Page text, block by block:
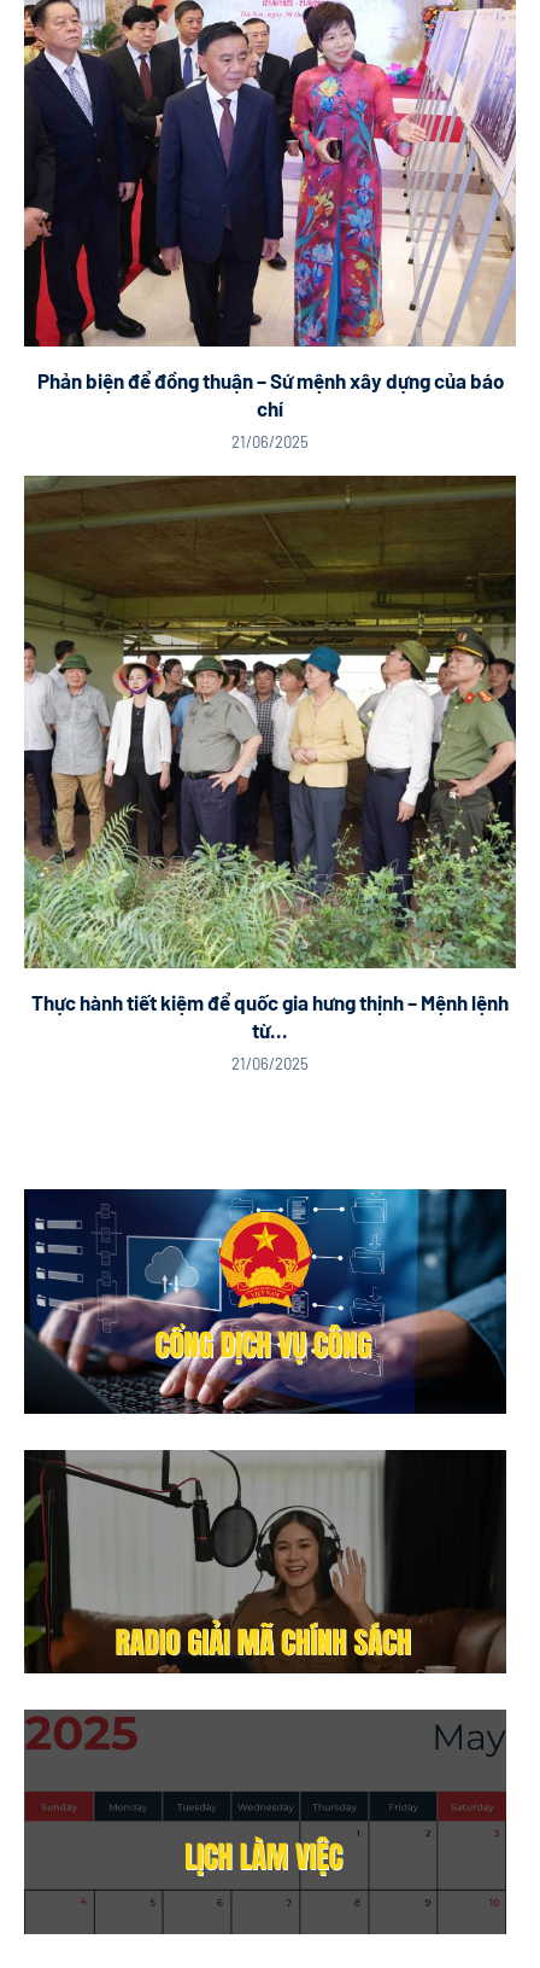
Phản biện để đồng thuận – Sứ mệnh xây dựng của báo
chí
21/06/2025
Thực hành tiết kiệm để quốc gia hưng thịnh – Mệnh lệnh
từ...
21/06/2025